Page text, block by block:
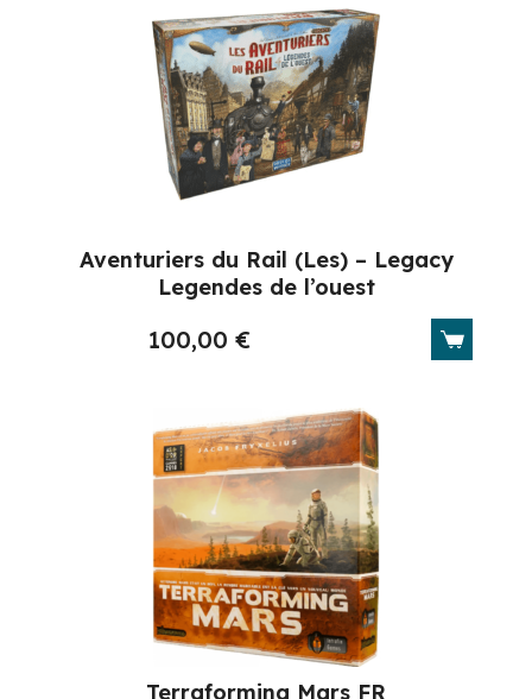
Aventuriers du Rail (Les) – Legacy
Legendes de l’ouest
100,00€
Terraforming Mars FR